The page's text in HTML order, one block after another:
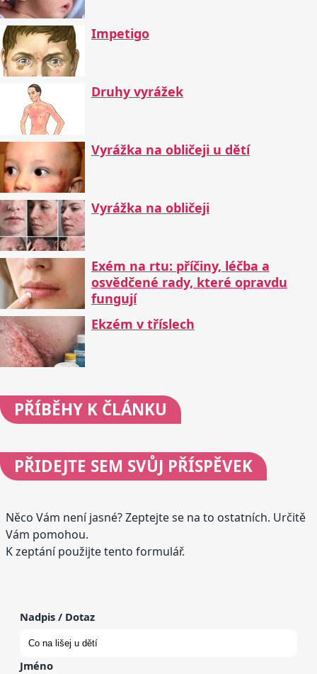
Impetigo
Druhy vyrážek
Vyrážka na obličeji u dětí
Vyrážka na obličeji
Exém na rtu: příčiny, léčba a
osvědčené rady, které opravdu
fungují
Ekzém v tříslech
PŘÍBĚHY K ČLÁNKU
PŘIDEJTE SEM SVŮJ PŘÍSPĚVEK
Něco Vám není jasné? Zeptejte se na to ostatních. Určitě
Vám pomohou.
K zeptání použijte tento formulář.
Nadpis / Dotaz
Jméno